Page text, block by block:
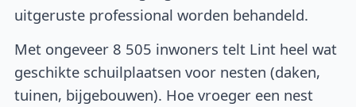
uitgeruste professional worden behandeld.
Met ongeveer 8 505 inwoners telt Lint heel wat
geschikte schuilplaatsen voor nesten (daken,
tuinen, bijgebouwen). Hoe vroeger een nest